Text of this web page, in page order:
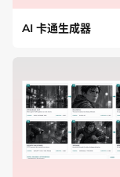
AI 卡通生成器